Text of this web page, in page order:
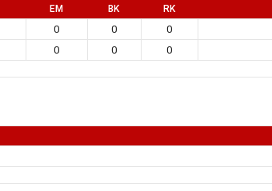
EM BK RK
0 0 0
0 0 0